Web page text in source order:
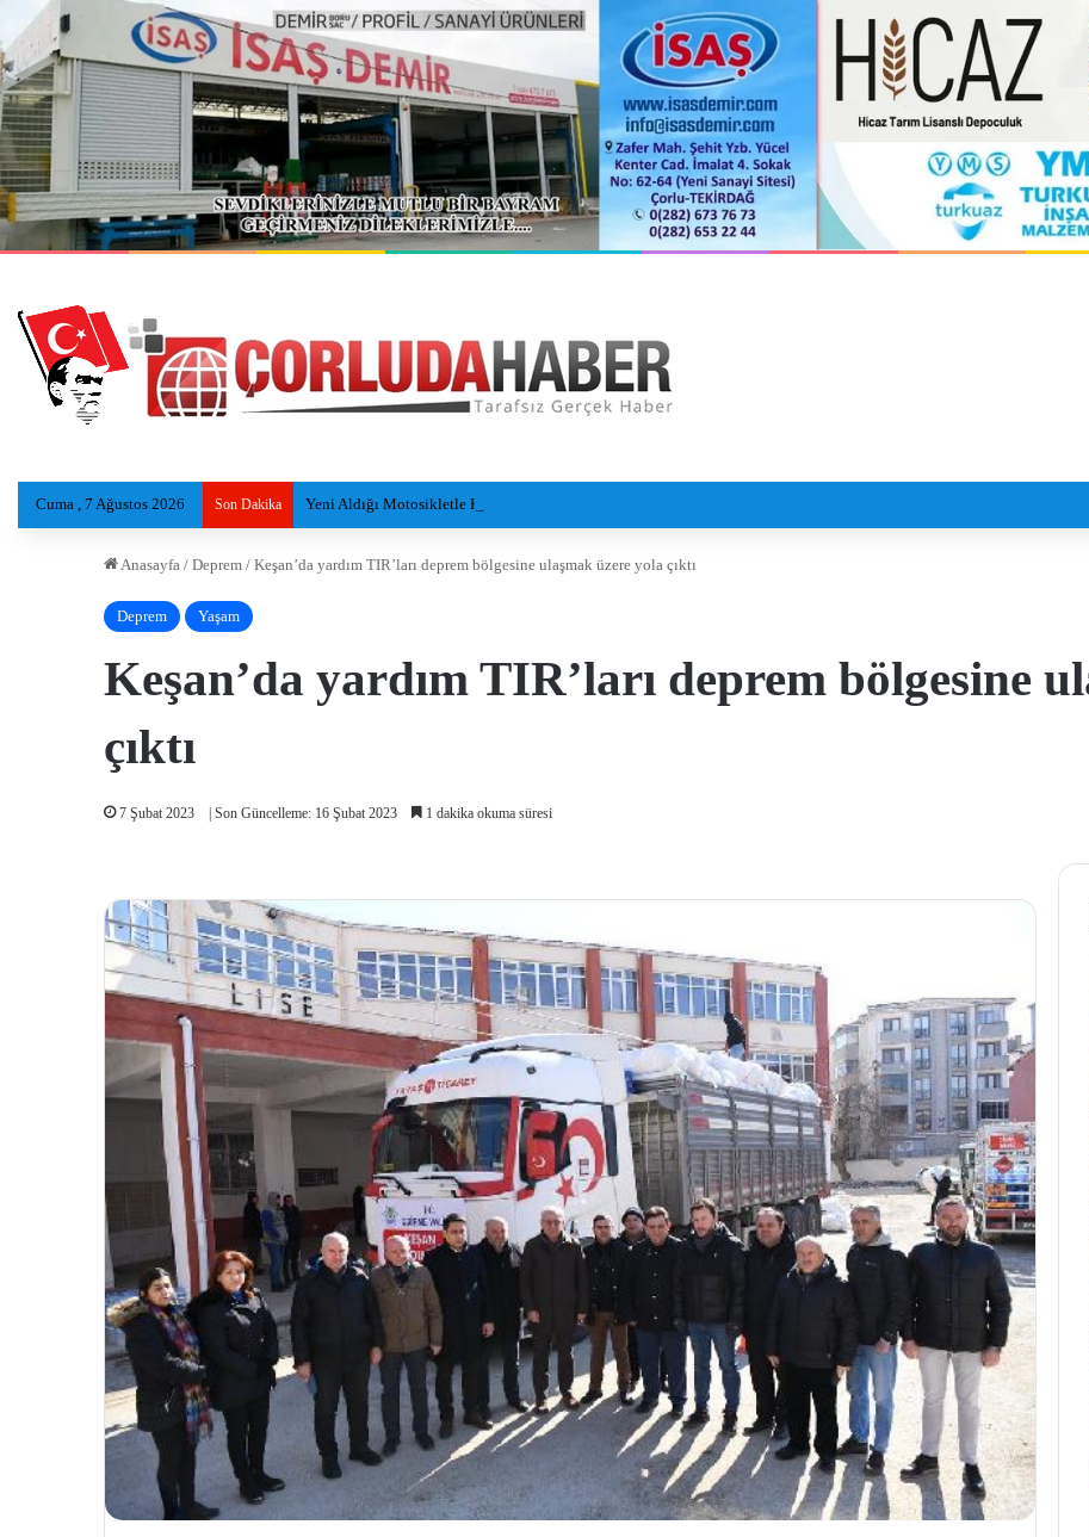
Cuma , 7 Ağustos 2026 Son Dakika Yeni Aldığı Motosikletle Kaza Yapan Utku Öldü
Anasayfa / Deprem / Keşan’da yardım TIR’ları deprem bölgesine ulaşmak üzere yola çıktı
Deprem Yaşam
Keşan’da yardım TIR’ları deprem bölgesine
çıktı
7 Şubat 2023 | Son Güncelleme: 16 Şubat 2023 1 dakika okuma süresi